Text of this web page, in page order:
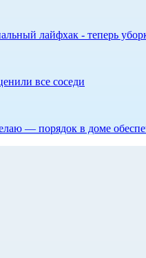
лайфхак - теперь
все соседи
— порядок в доме